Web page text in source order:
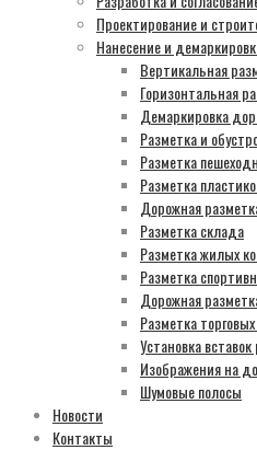
Проектирование и
Нанесение и
Вертикальная
Горизонтальная
Демаркировка
Разметка и
Разметка
Разметка
Дорожная
Разметка склада
Разметка жилых
Разметка
Дорожная
Разметка
Установка
Изображения на
Шумовые полосы
Новости
Контакты